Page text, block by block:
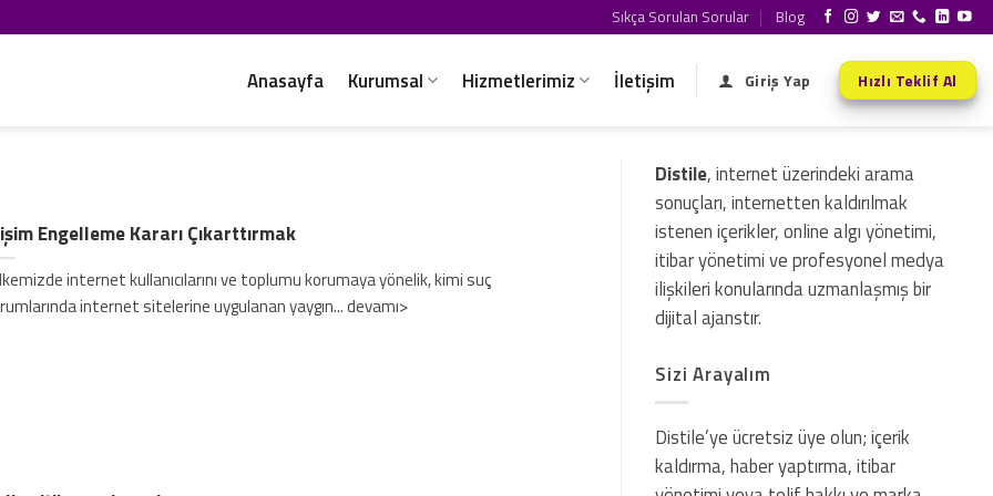
Sıkça Sorulan Sorular Blog
Anasayfa Kurumsal Hizmetlerimiz İletişim Giriş Yap Hızlı Teklif Al
Engelleme Kararı Çıkarttırmak
internet kullanıcılarını ve toplumu korumaya yönelik, kimi suç
internet sitelerine uygulanan yaygın... devamı>
Distile, internet üzerindeki arama
sonuçları, internetten kaldırılmak
istenen içerikler, online algı yönetimi,
itibar yönetimi ve profesyonel medya
ilişkileri konularında uzmanlaşmış bir
dijital ajanstır.
Sizi Arayalım
Distile’ye ücretsiz üye olun; içerik
kaldırma, haber yaptırma, itibar